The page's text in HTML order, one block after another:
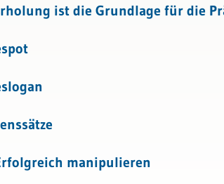
Kundenmanagement
ist die Grundlage für die
manipulieren